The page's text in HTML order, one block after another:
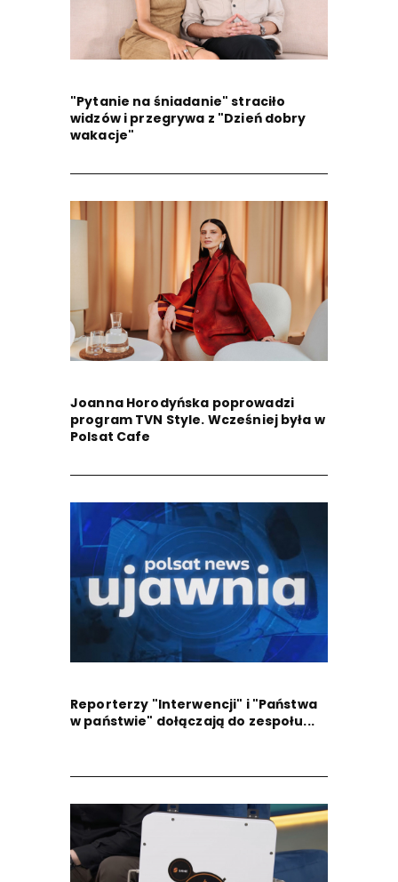
"Pytanie na śniadanie" straciło
widzów i przegrywa z "Dzień dobry
wakacje"
Joanna Horodyńska poprowadzi
program TVN Style. Wcześniej była w
Polsat Cafe
Reporterzy "Interwencji" i "Państwa
w państwie" dołączają do zespołu...